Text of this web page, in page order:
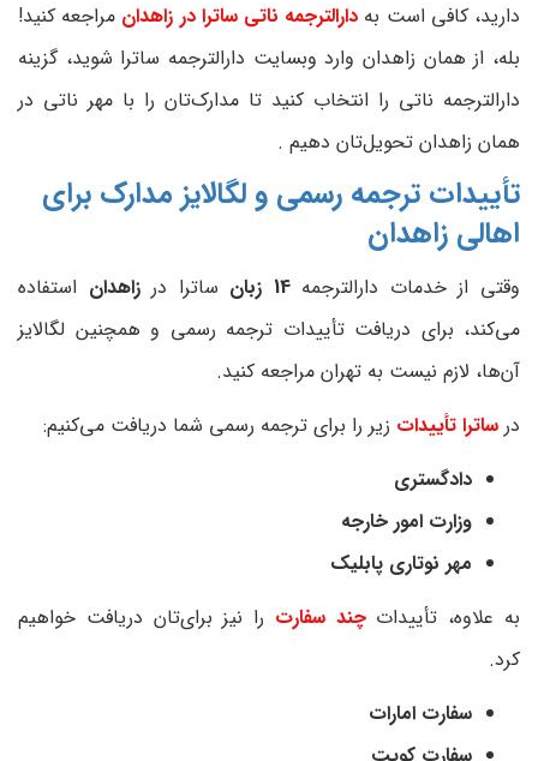
دارید، کافی است به دارالترجمه ناتی ساترا در زاهدان مراجعه کنید!
بله، از همان زاهدان وارد وبسایت دارالترجمه ساترا شوید، گزینه
دارالترجمه ناتی را انتخاب کنید تا مدارک‌تان را با مهر ناتی در
همان زاهدان تحویل‌تان دهیم .
تأییدات ترجمه رسمی و لگالایز مدارک برای
اهالی زاهدان
وقتی از خدمات دارالترجمه14 زبان ساترا درزاهدان استفاده
می‌کند، برای دریافت تأییدات ترجمه رسمی و همچنین لگالایز
آن‌ها، لازم نیست به تهران مراجعه کنید.
در ساترا تأییدات زیر را برای ترجمه رسمی شما دریافت می‌کنیم:
دادگستری
وزارت امور خارجه
مهر نوتاری پابلیک
به علاوه، تأییداتچند سفارت را نیز برای‌تان دریافت خواهیم
کرد.
سفارت امارات